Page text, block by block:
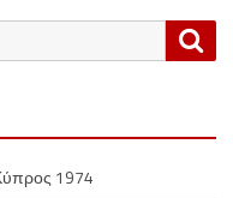
1974